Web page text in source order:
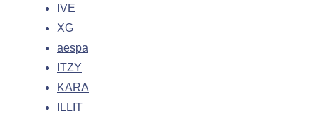
IVE
XG
aespa
ITZY
KARA
ILLIT